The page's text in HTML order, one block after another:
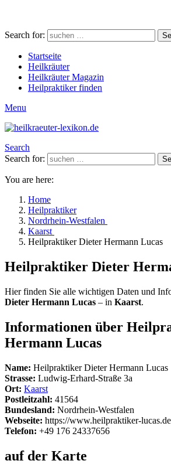
Search for:
Startseite
Heilkräuter
Heilkräuter Magazin
Heilpraktiker finden
Menu
Search
Search for:
You are here:
Home
Heilpraktiker
Nordrhein-Westfalen
Kaarst
Heilpraktiker Dieter Hermann Lucas
Heilpraktiker Dieter
Hier finden Sie alle wichtigen Daten und
Dieter Hermann Lucas – in Kaarst.
Informationen über
Hermann Lucas
Name: Heilpraktiker Dieter Hermann Lucas
Strasse: Ludwig-Erhard-Straße 3a
Ort: Kaarst
Postleitzahl: 41564
Bundesland: Nordrhein-Westfalen
Webseite: https://www.heilpraktiker-lucas.de
Telefon: +49 176 24337656
auf der Karte